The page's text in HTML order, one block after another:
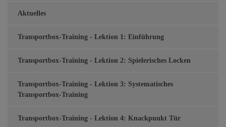
Aktuelles
Transportbox-Training - Lektion 1: Einführung
Transportbox-Training - Lektion 2: Spielerisches Locken
Transportbox-Training - Lektion 3: Systematisches
Transportbox-Training
Transportbox-Training - Lektion 4: Knackpunkt Tür